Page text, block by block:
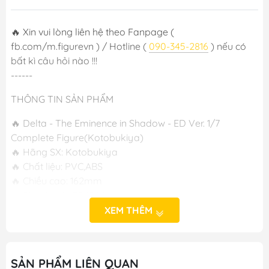
🔥 Xin vui lòng liên hệ theo Fanpage (
fb.com/m.figurevn ) / Hotline ( 090-345-2816 ) nếu có
bất kì câu hỏi nào !!!
------
THÔNG TIN SẢN PHẨM
🔥 Delta - The Eminence in Shadow - ED Ver. 1/7
Complete Figure(Kotobukiya)
🔥 Hãng SX: Kotobukiya
🔥 Chất liệu: PVC,ABS
🔥 Phát hành: T9/2024
M FIGURE - MÔ HÌNH ANIME CHÍNH HÃNG NHẬT BẢN
XEM THÊM
SẢN PHẨM LIÊN QUAN